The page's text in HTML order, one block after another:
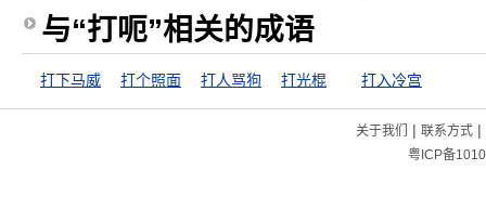
与“打呃”相关的成语
打下马威 打个照面 打人骂狗 打光棍 打入冷宫
关于我们 | 联系方式|
粤ICP备